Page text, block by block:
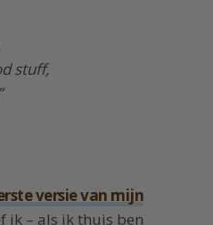
stuff,
versie van mijn
ik – als ik thuis ben